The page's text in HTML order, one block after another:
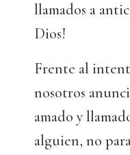
llamados a
Dios!
Frente al
nosotros
amado y
alguien, no